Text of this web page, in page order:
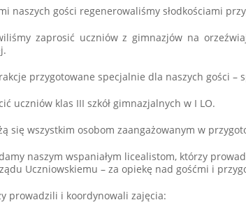
naszych gości regenerowaliśmy słodkościami
zaprosić uczniów z gimnazjów na
przygotowane specjalnie dla naszych gości –
uczniów klas III szkół gimnazjalnych w I LO.
się wszystkim osobom zaangażowanym w
naszym wspaniałym licealistom, którzy
Uczniowskiemu – za opiekę nad gośćmi i
prowadzili i koordynowali zajęcia: